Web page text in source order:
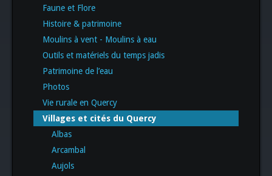
Faune et Flore
Histoire & patrimoine
Moulins à vent - Moulins à eau
Outils et matériels du temps jadis
Patrimoine de l’eau
Photos
Vie rurale en Quercy
Villages et cités du Quercy
Albas
Arcambal
Aujols